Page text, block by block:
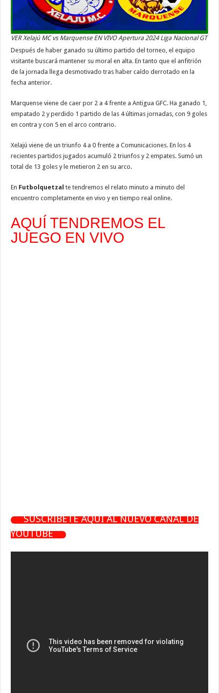
VER Xelajú MC vs Marquense EN VIVO Apertura 2024 Liga Nacional GT
Después de haber ganado su último partido del torneo, el equipo
visitante buscará mantener su moral en alta. En tanto que el anfitrión
de la jornada llega desmotivado tras haber caído derrotado en la
fecha anterior.
Marquense viene de caer por 2 a 4 frente a Antigua GFC. Ha ganado 1,
empatado 2 y perdido 1 partido de las 4 últimas jornadas, con 9 goles
en contra y con 5 en el arco contrario.
Xelajú viene de un triunfo 4 a 0 frente a Comunicaciones. En los 4
recientes partidos jugados acumuló 2 triunfos y 2 empates. Sumó un
total de 13 goles y le metieron 2 en su arco.
En Futbolquetzalte tendremos el relato minuto a minuto del
encuentro completamente en vivo y en tiempo real online.
AQUÍ TENDREMOS EL
JUEGO EN VIVO
SUSCRÍBETE AQUÍ AL NUEVO CANAL DE
YOUTUBE